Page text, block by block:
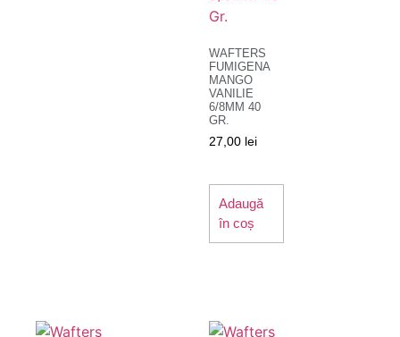
WAFTERS
FUMIGENA
MANGO
VANILIE
6/8MM 40
GR.
27,00 lei
Adaugă
în coș